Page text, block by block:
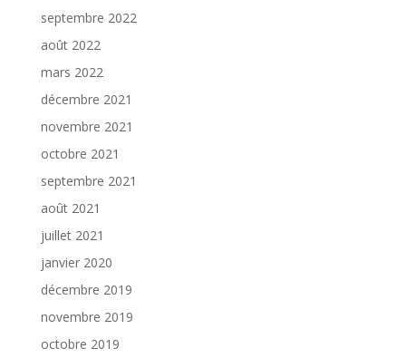
septembre 2022
août 2022
mars 2022
décembre 2021
novembre 2021
octobre 2021
septembre 2021
août 2021
juillet 2021
janvier 2020
décembre 2019
novembre 2019
octobre 2019